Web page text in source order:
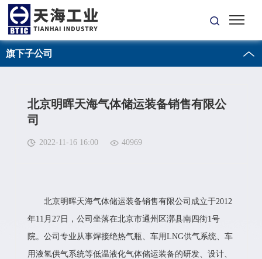
旗下子公司
北京明晖天海气体储运装备销售有限公
司
2022-11-16 16:00 40969
北京明晖天海气体储运装备销售有限公司成立于2012
年11月27日，公司坐落在北京市通州区漷县南四街1号
院。公司专业从事焊接绝热气瓶、车用LNG供气系统、车
用液氢供气系统等低温液化气体储运装备的研发、设计、